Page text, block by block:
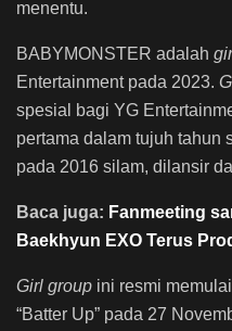
menentu.
BABYMONSTER adalah
Entertainment pada 2023.
spesial bagi YG
pertama dalam tujuh tahun
pada 2016 silam, dilansir
Baca juga: Fanmeeting
Baekhyun EXO Terus
Girl group ini resmi
“Batter Up” pada 27